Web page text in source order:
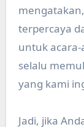
terpercaya
untuk acara-
selalu
yang kami
Jadi, jika